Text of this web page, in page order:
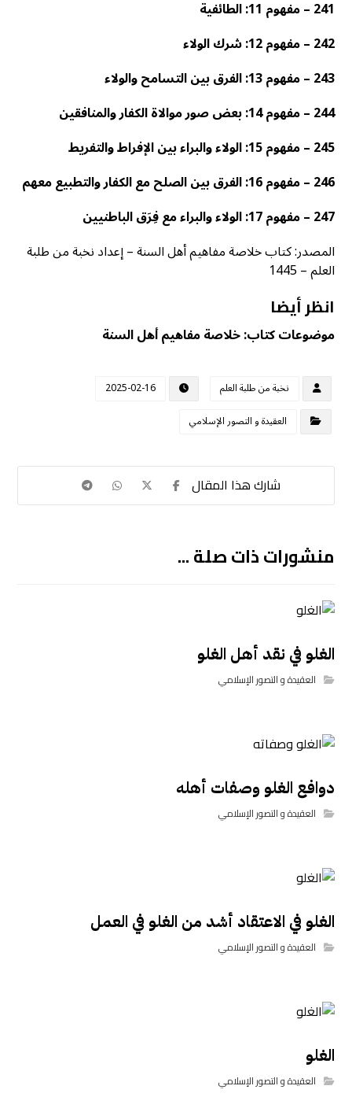
241 – مفهوم 11: الطائفية
242 – مفهوم 12: شرك الولاء
243 – مفهوم 13: الفرق بين التسامح والولاء
244 – مفهوم 14: بعض صور موالاة الكفار والمنافقين
245 – مفهوم 15: الولاء والبراء بين الإفراط والتفريط
246 – مفهوم 16: الفرق بين الصلح مع الكفار والتطبيع معهم
247 – مفهوم 17: الولاء والبراء مع فِرَق الباطنيين
المصدر: كتاب خلاصة مفاهيم أهل السنة – إعداد نخبة من طلبة
العلم – 1445
انظر أيضا
موضوعات كتاب: خلاصة مفاهيم أهل السنة
نخبة من طلبة العلم
2025-02-16
العقيدة و التصور الإسلامي
منشورات ذات صلة ...
الغلو في نقد أهل الغلو
العقيدة و التصور الإسلامي
دوافع الغلو وصفات أهله
العقيدة و التصور الإسلامي
الغلو في الاعتقاد أشد من الغلو في العمل
العقيدة و التصور الإسلامي
الغلو
العقيدة و التصور الإسلامي